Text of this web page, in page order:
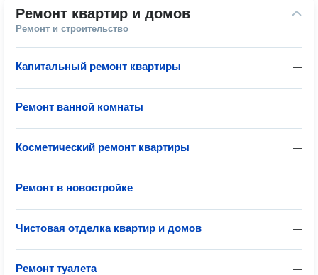
Ремонт квартир и домов
Ремонт и строительство
—
Капитальный ремонт квартиры
—
Ремонт ванной комнаты
—
Косметический ремонт квартиры
—
Ремонт в новостройке
—
Чистовая отделка квартир и домов
—
Ремонт туалета